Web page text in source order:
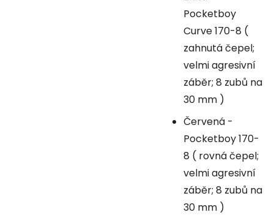
Pocketboy
Curve 170-8 (
zahnutá čepel;
velmi agresivní
záběr; 8 zubů na
30 mm )
Červená -
Pocketboy 170-
8 ( rovná čepel;
velmi agresivní
záběr; 8 zubů na
30 mm )